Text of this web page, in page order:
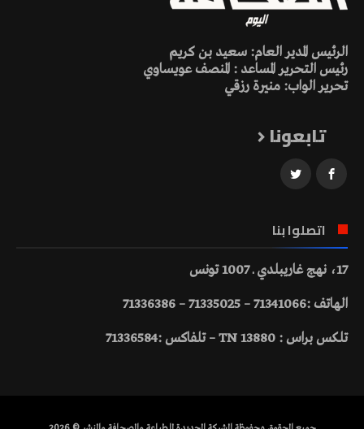
الرئيس المدير العام: سعيد بن كريم
رئيس التحرير المساعد : المنصف عويساوي
تحرير الواب: منيرة رزقي
تابعونا
اتصلوا بنا
17، نهج غاريبلدي ـ 1007 تونس
الهاتف :71341066 – 71335025 – 71336386
تلكس براس : 13880 TN – تلفاكس :71336584